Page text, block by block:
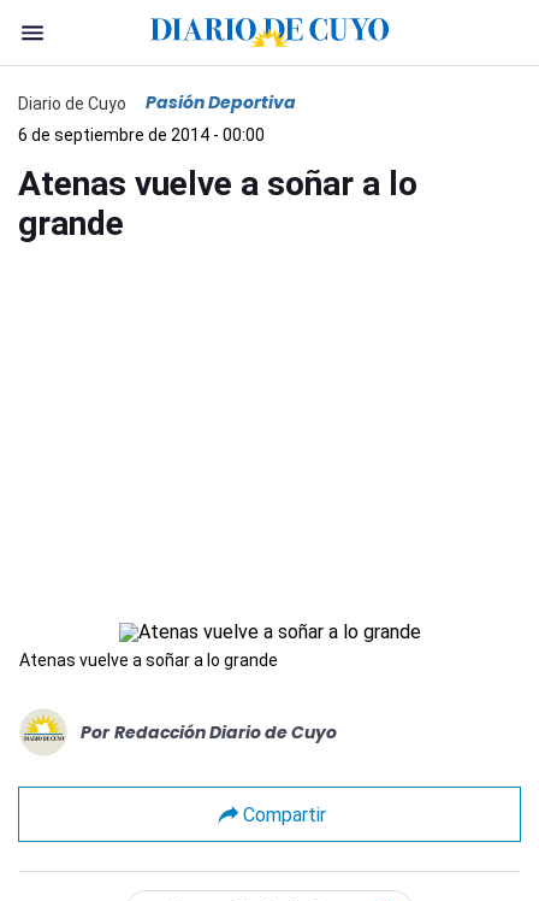
Diario de Cuyo Pasión Deportiva
6 de septiembre de 2014 - 00:00
Atenas vuelve a soñar a lo
grande
Atenas vuelve a soñar a lo grande
Por Redacción Diario de Cuyo
Compartir